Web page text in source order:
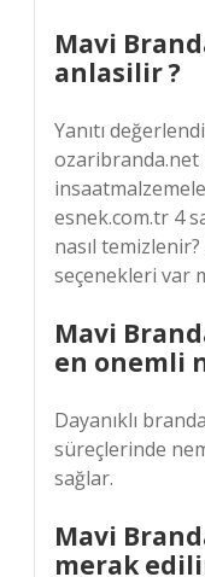
Mavi
anlasilir ?
Yanıtı
ozaribranda.net
esnek.com.tr 4
nasıl
seçenekleri var
Mavi
en onemli
Dayanıklı
süreçlerinde
sağlar.
Mavi
merak